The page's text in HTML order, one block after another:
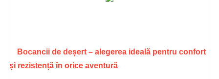
Bocancii de deșert – alegerea ideală pentru confort
și rezistență în orice aventură